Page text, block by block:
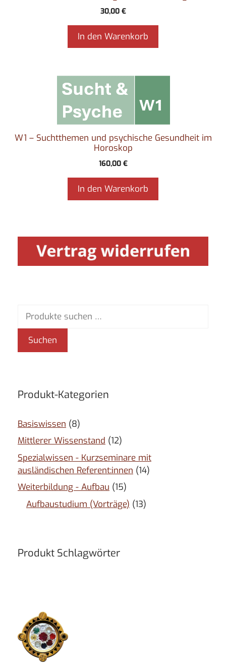
30,00 €
In den Warenkorb
W1 – Suchtthemen und psychische Gesundheit im
Horoskop
160,00 €
In den Warenkorb
Suchen
nach:
Suchen
Produkt-Kategorien
Basiswissen (8)
Mittlerer Wissenstand (12)
Spezialwissen - Kurzseminare mit
ausländischen Referent:innen (14)
Weiterbildung - Aufbau (15)
Aufbaustudium (Vorträge) (13)
Produkt Schlagwörter